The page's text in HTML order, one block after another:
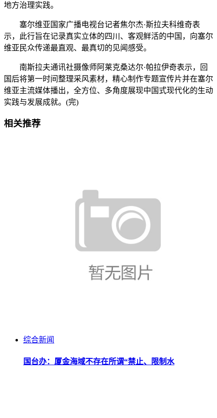
地方治理实践。
塞尔维亚国家广播电视台记者焦尔杰·斯拉夫科维奇表
示，此行旨在记录真实立体的四川、客观鲜活的中国，向塞尔
维亚民众传递最直观、最真切的见闻感受。
南斯拉夫通讯社摄像师阿莱克桑达尔·帕拉伊奇表示，回
国后将第一时间整理采风素材，精心制作专题宣传片并在塞尔
维亚主流媒体播出，全方位、多角度展现中国式现代化的生动
实践与发展成就。(完)
相关推荐
综合新闻
国台办：厦金海域不存在所谓“禁止、限制水